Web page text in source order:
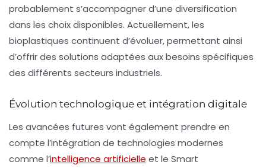
probablement s’accompagner d’une diversification
dans les choix disponibles. Actuellement, les
bioplastiques continuent d’évoluer, permettant ainsi
d’offrir des solutions adaptées aux besoins spécifiques
des différents secteurs industriels.
Évolution technologique et intégration digitale
Les avancées futures vont également prendre en
compte l’intégration de technologies modernes
comme l’intelligence artificielle et le Smart